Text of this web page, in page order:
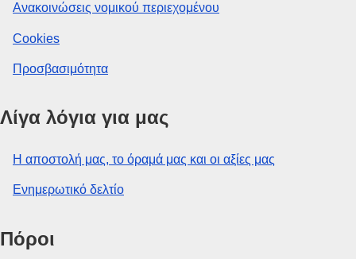
Ανακοινώσεις νομικού περιεχομένου
Cookies
Προσβασιμότητα
Λίγα λόγια για μας
Η αποστολή μας, το όραμά μας και οι αξίες μας
Ενημερωτικό δελτίο
Πόροι